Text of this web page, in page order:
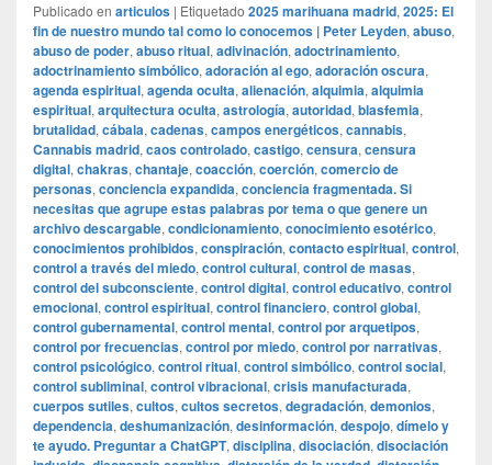
Publicado en articulos | Etiquetado 2025 marihuana madrid, 2025: El
fin de nuestro mundo tal como lo conocemos | Peter Leyden, abuso,
abuso de poder, abuso ritual, adivinación, adoctrinamiento,
adoctrinamiento simbólico, adoración al ego, adoración oscura,
agenda espiritual, agenda oculta, alienación, alquimia, alquimia
espiritual, arquitectura oculta, astrología, autoridad, blasfemia,
brutalidad, cábala, cadenas, campos energéticos, cannabis,
Cannabis madrid, caos controlado, castigo, censura, censura
digital, chakras, chantaje, coacción, coerción, comercio de
personas, conciencia expandida, conciencia fragmentada. Si
necesitas que agrupe estas palabras por tema o que genere un
archivo descargable, condicionamiento, conocimiento esotérico,
conocimientos prohibidos, conspiración, contacto espiritual, control,
control a través del miedo, control cultural, control de masas,
control del subconsciente, control digital, control educativo, control
emocional, control espiritual, control financiero, control global,
control gubernamental, control mental, control por arquetipos,
control por frecuencias, control por miedo, control por narrativas,
control psicológico, control ritual, control simbólico, control social,
control subliminal, control vibracional, crisis manufacturada,
cuerpos sutiles, cultos, cultos secretos, degradación, demonios,
dependencia, deshumanización, desinformación, despojo, dímelo y
te ayudo. Preguntar a ChatGPT, disciplina, disociación, disociación